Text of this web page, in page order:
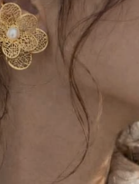
सेट दिखने में क्लासी लगते हैं।
पर इम्प्रेशन जमाने के लिए
की रेंज में खरीद सकते हैं।